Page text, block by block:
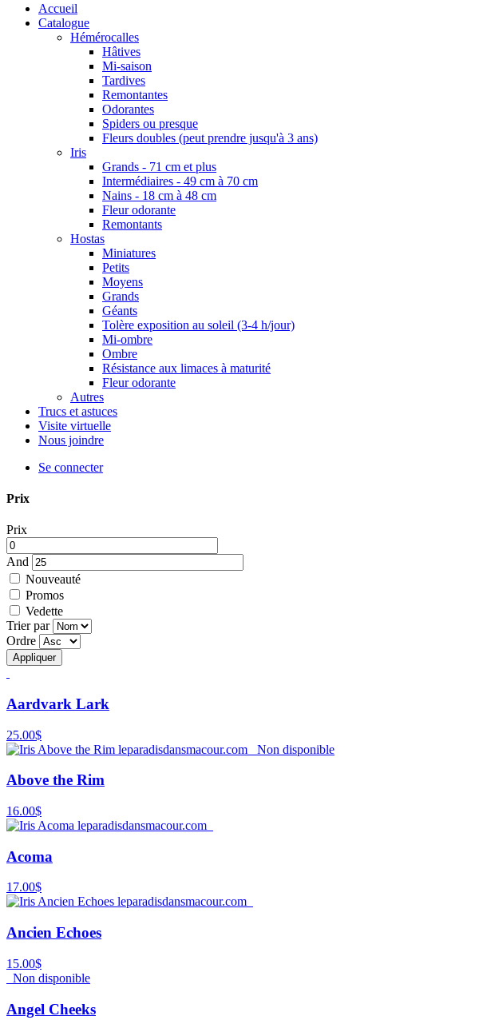
Accueil
Catalogue
Hémérocalles
Hâtives
Mi-saison
Tardives
Remontantes
Odorantes
Spiders ou presque
Fleurs doubles (peut prendre jusqu'à 3 ans)
Iris
Grands - 71 cm et plus
Intermédiaires - 49 cm à 70 cm
Nains - 18 cm à 48 cm
Fleur odorante
Remontants
Hostas
Miniatures
Petits
Moyens
Grands
Géants
Tolère exposition au soleil (3-4 h/jour)
Mi-ombre
Ombre
Résistance aux limaces à maturité
Fleur odorante
Autres
Trucs et astuces
Visite virtuelle
Nous joindre
Se connecter
Prix
Prix
And
Nouveauté
Promos
Vedette
Trier par
Ordre
Aardvark Lark
25.00$
Non disponible
Above the Rim
16.00$
Acoma
17.00$
Ancien Echoes
15.00$
Non disponible
Angel Cheeks